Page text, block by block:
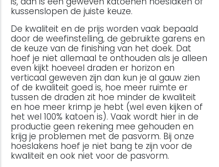
kussenslopen de juiste keuze.
De kwaliteit en de prijs worden vaak bepaald
door de weefinstelling, de gebruikte garens en
de keuze van de finishing van het doek. Dat
hoef je niet allemaal te onthouden als je alleen
even kijkt hoeveel draden er horizon en
verticaal geweven zijn dan kun je al gauw zien
of de kwaliteit goed is, hoe meer ruimte er
tussen de draden zit hoe minder de kwaliteit
en hoe meer krimp je hebt (wel even kijken of
het wel 100% katoen is). Vaak wordt hier in de
productie geen rekening mee gehouden en
krijg je problemen met de pasvorm. Bij onze
hoeslakens hoef je niet bang te zijn voor de
kwaliteit en ook niet voor de pasvorm.